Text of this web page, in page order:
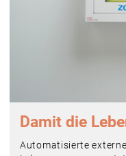
Damit die
Automatisierte